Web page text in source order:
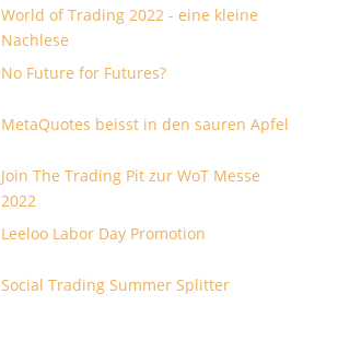
World of Trading 2022 - eine kleine
Nachlese
No Future for Futures?
MetaQuotes beisst in den sauren Apfel
Join The Trading Pit zur WoT Messe
2022
Leeloo Labor Day Promotion
Social Trading Summer Splitter